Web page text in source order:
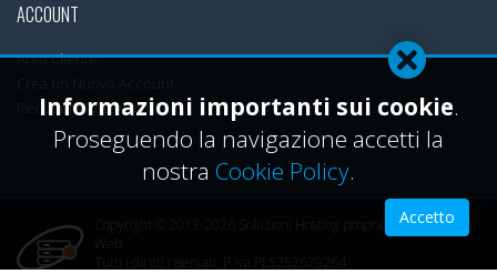
ACCOUNT
Area Cliente
Recupera Password
Copyright © 2013-2026 Soluzioni Hosting proprietà ML Soluzioni
Tutti i diritti riservati. P.iva PL5252679264
Informazioni importanti sui cookie.
Proseguendo la navigazione accetti la
nostra Cookie Policy.
Accetto